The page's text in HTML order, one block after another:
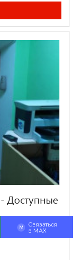
Доступные
M
Связаться
в МАХ